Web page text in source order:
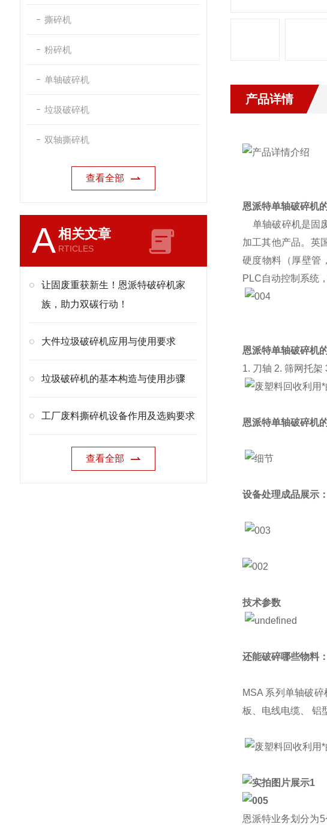
撕碎机
粉碎机
单轴破碎机
垃圾破碎机
双轴撕碎机
查看全部
A相关文章
RTICLES
让固废重获新生！恩派特破碎机家
族，助力双碳行动！
大件垃圾破碎机应用与使用要求
垃圾破碎机的基本构造与使用步骤
工厂废料撕碎机设备作用及选购要求
查看全部
产品详情
恩派特单轴破碎机
单轴破碎机是固
加工其他产品。英
硬度物料（厚壁管
PLC自动控制系统
恩派特单轴破碎机
1. 刀轴 2. 筛网托架
恩派特单轴破碎机
设备处理成品展示：
技术参数
还能破碎哪些物料：
MSA 系列单轴破
板、电线电缆、 铝
恩派特业务划分为